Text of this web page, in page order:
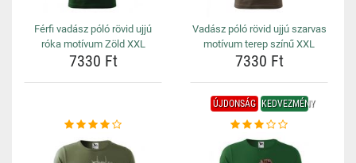
Férfi vadász póló rövid ujjú
róka motívum Zöld XXL
7330 Ft
Vadász póló rövid ujjú szarvas
motívum terep színű XXL
7330 Ft
ÚJDONSÁG KEDVEZMÉNY